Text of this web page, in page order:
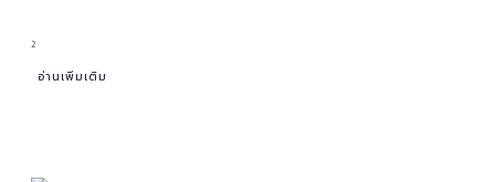
2
อ่านเพิ่มเติม